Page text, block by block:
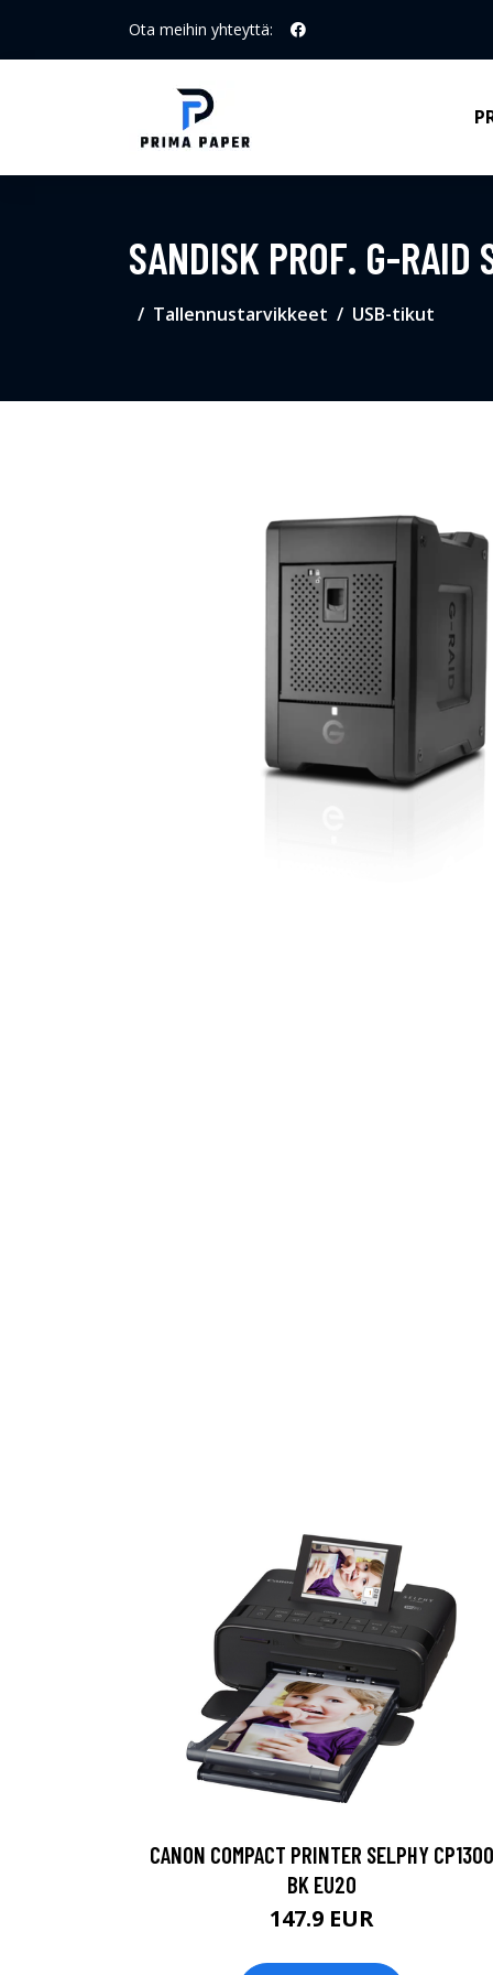
Ota meihin yhteyttä:
SANDISK PROF. G-
Tallennustarvikkeet USB-tikut
CANON COMPACT PRINTER SELPHY CP1300
BK EU20
147.9 EUR